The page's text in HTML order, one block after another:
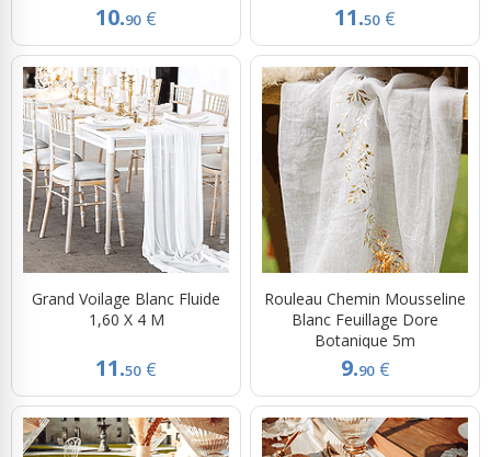
10.90 € 11.50 €
Grand Voilage Blanc Fluide
1,60 X 4 M
11.50 €
Rouleau Chemin Mousseline
Blanc Feuillage Dore
Botanique 5m
9.90 €